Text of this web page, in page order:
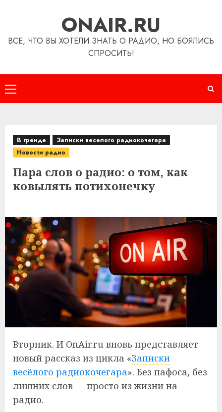
ONAIR.RU
ВСЕ, ЧТО ВЫ ХОТЕЛИ ЗНАТЬ О РАДИО, НО БОЯЛИСЬ
СПРОСИТЬ!
Основное
меню
В тренде
Записки веселого радиокочегара
Новости радио
Пара слов о радио: о том, как
ковылять потихонечку
Вторник. И OnAir.ru вновь представляет
новый рассказ из цикла «Записки
весёлого радиокочегара». Без пафоса, без
лишних слов — просто из жизни на
радио.